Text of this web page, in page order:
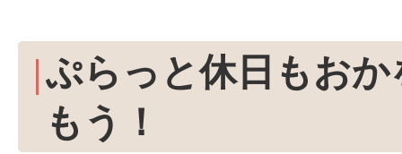
ぷらっと休日もお
もう！